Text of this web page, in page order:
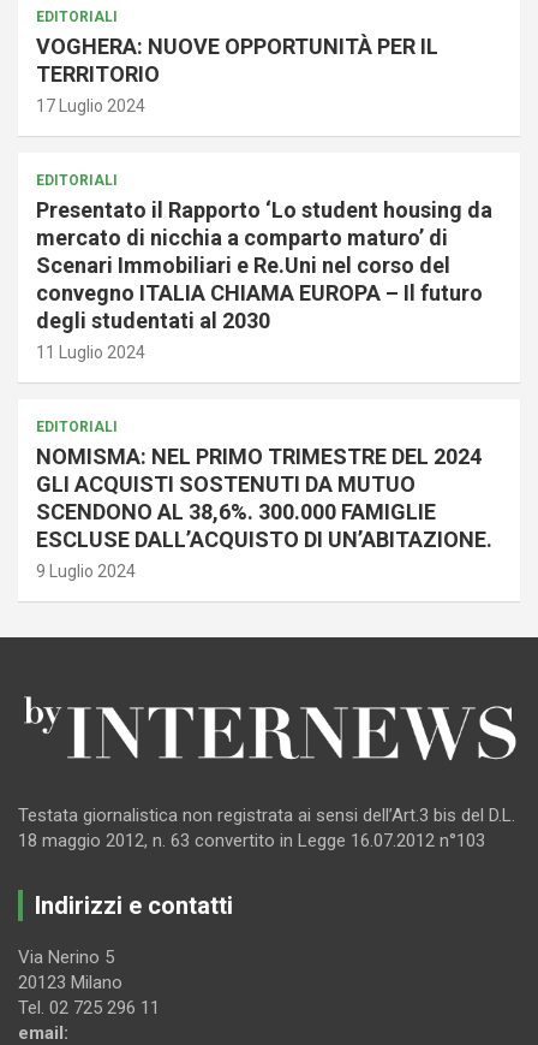
EDITORIALI
VOGHERA: NUOVE OPPORTUNITÀ PER IL
TERRITORIO
17 Luglio 2024
EDITORIALI
Presentato il Rapporto ‘Lo student housing da
mercato di nicchia a comparto maturo’ di
Scenari Immobiliari e Re.Uni nel corso del
convegno ITALIA CHIAMA EUROPA – Il futuro
degli studentati al 2030
11 Luglio 2024
EDITORIALI
NOMISMA: NEL PRIMO TRIMESTRE DEL 2024
GLI ACQUISTI SOSTENUTI DA MUTUO
SCENDONO AL 38,6%. 300.000 FAMIGLIE
ESCLUSE DALL’ACQUISTO DI UN’ABITAZIONE.
9 Luglio 2024
Testata giornalistica non registrata ai sensi dell’Art.3 bis del D.L.
18 maggio 2012, n. 63 convertito in Legge 16.07.2012 n°103
Indirizzi e contatti
Via Nerino 5
20123 Milano
Tel. 02 725 296 11
email: